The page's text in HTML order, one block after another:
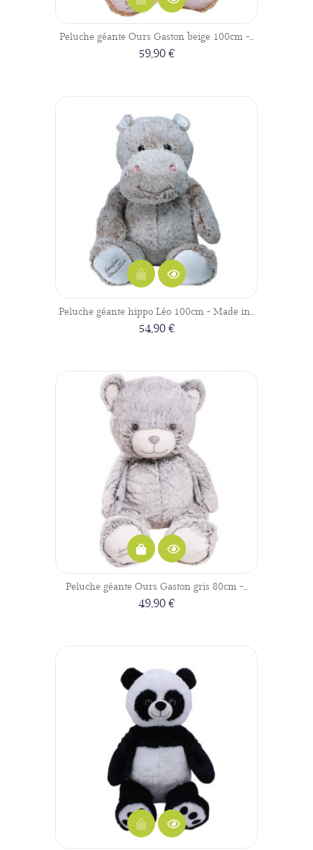
Peluche géante Ours Gaston beige 100cm -...
59,90 €
Peluche géante hippo Léo 100cm - Made in...
54,90 €
Peluche géante Ours Gaston gris 80cm -...
49,90 €